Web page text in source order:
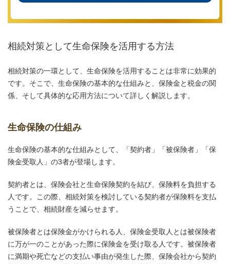
相続対策として生命保険を活用する方法
相続対策の一環として、生命保険を活用することは非常に効果的
です。そこで、生命保険の基本的な仕組みと、保険金と税金の関
係、そして具体的な応用方法について詳しく解説します。
生命保険の仕組み
生命保険の基本的な仕組みとして、「契約者」「被保険者」「保
険金受取人」の3者が登場します。
契約者とは、保険会社と生命保険契約を結び、保険料を負担する
人です。この際、相続対策を検討している契約者が保険料を支払
うことで、相続財産を減らせます。
被保険者とは保険金がかけられる人、保険金受取人とは被保険者
に万が一のことがあった際に保険金を受け取る人です。被保険者
に満期や死亡などの支払い事由が発生した際、保険会社から契約